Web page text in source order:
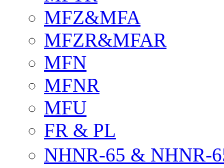
MFZ&MFA
MFZR&MFAR
MFN
MFNR
MFU
FR & PL
NHNR-65 & NHNR-